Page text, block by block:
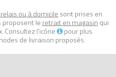
Outre le rituel d’ouverture des
à mettre en scène, le
Wars constitue une décoration
les âges – Les sets LEGO Star
aux fans adultes de rejouer des
ou à domicile sont prises en
proposent le retrait en magasin qui
Consultez l'icône
pour plus
de livraison proposés.